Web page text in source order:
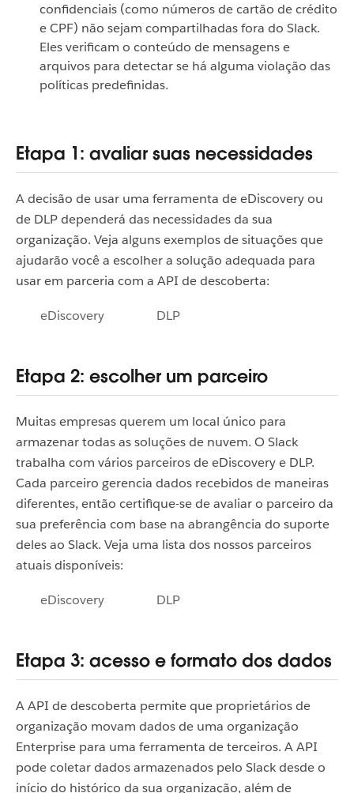
confidenciais (como números de cartão de crédito
e CPF) não sejam compartilhadas fora do Slack.
Eles verificam o conteúdo de mensagens e
arquivos para detectar se há alguma violação das
políticas predefinidas.
Etapa 1: avaliar suas necessidades
A decisão de usar uma ferramenta de eDiscovery ou
de DLP dependerá das necessidades da sua
organização. Veja alguns exemplos de situações que
ajudarão você a escolher a solução adequada para
usar em parceria com a API de descoberta:
eDiscovery DLP
Etapa 2: escolher um parceiro
Muitas empresas querem um local único para
armazenar todas as soluções de nuvem. O Slack
trabalha com vários parceiros de eDiscovery e DLP.
Cada parceiro gerencia dados recebidos de maneiras
diferentes, então certifique-se de avaliar o parceiro da
sua preferência com base na abrangência do suporte
deles ao Slack. Veja uma lista dos nossos parceiros
atuais disponíveis:
eDiscovery DLP
Etapa 3: acesso e formato dos dados
A API de descoberta permite que proprietários de
organização movam dados de uma organização
Enterprise para uma ferramenta de terceiros. A API
pode coletar dados armazenados pelo Slack desde o
início do histórico da sua organização, além de